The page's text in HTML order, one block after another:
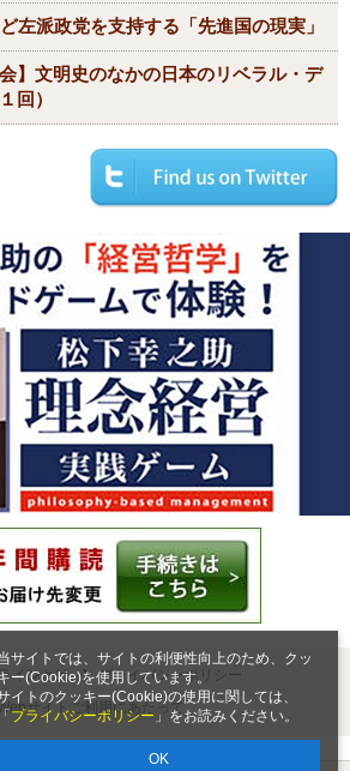
サイトでは、サイトの利便性向上のため、クッ
ー(Cookie)を使用しています。
イトのクッキー(Cookie)の使用に関しては、
「 プライバシーポリシー 」をお読みください。
OK
左派政党を支持する「先進国の現実」
会】文明史のなかの日本のリベラル・デ
回）
インとは
プライバシーポリシー
サイトご利用にあたって